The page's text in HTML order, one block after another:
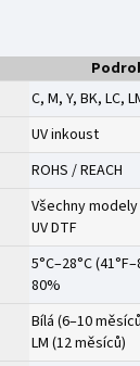
C, M, Y, BK, LC,
UV inkoust
ROHS / REACH
Všechny
UV DTF
5°C–28°C
80%
Bílá (6–10
LM (12 měsíců)